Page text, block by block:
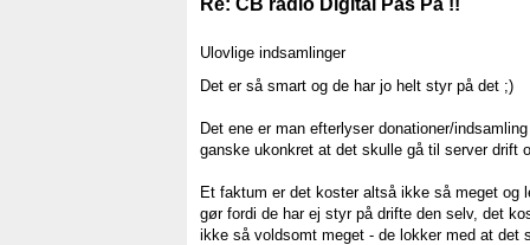
Re: CB radio Digital Pas På !!
Ulovlige indsamlinger
Det er så smart og de har jo helt styr på det ;)
Det ene er man efterlyser donationer/
ganske ukonkret at det skulle gå til server drift
Et faktum er det koster altså ikke så meget og
gør fordi de har ej styr på drifte den selv, det
ikke så voldsomt meget - de lokker med at